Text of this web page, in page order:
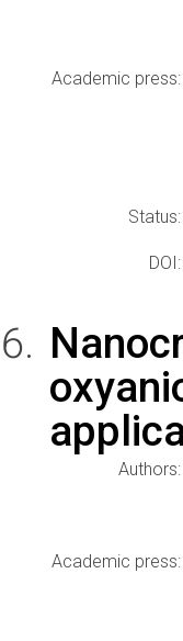
Academic press:
Status:
DOI:
Authors:
Academic press: